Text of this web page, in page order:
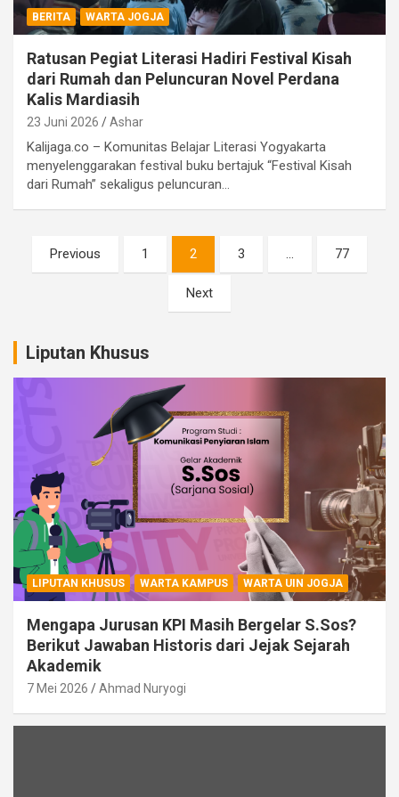
BERITA WARTA JOGJA
Ratusan Pegiat Literasi Hadiri Festival Kisah
dari Rumah dan Peluncuran Novel Perdana
Kalis Mardiasih
23 Juni 2026 Ashar
Kalijaga.co – Komunitas Belajar Literasi Yogyakarta
menyelenggarakan festival buku bertajuk “Festival Kisah
dari Rumah” sekaligus peluncuran…
Paginasi
pos
Previous 1 2 3 … 77
Next
Liputan Khusus
LIPUTAN KHUSUS WARTA KAMPUS WARTA UIN JOGJA
Mengapa Jurusan KPI Masih Bergelar S.Sos?
Berikut Jawaban Historis dari Jejak Sejarah
Akademik
7 Mei 2026 Ahmad Nuryogi